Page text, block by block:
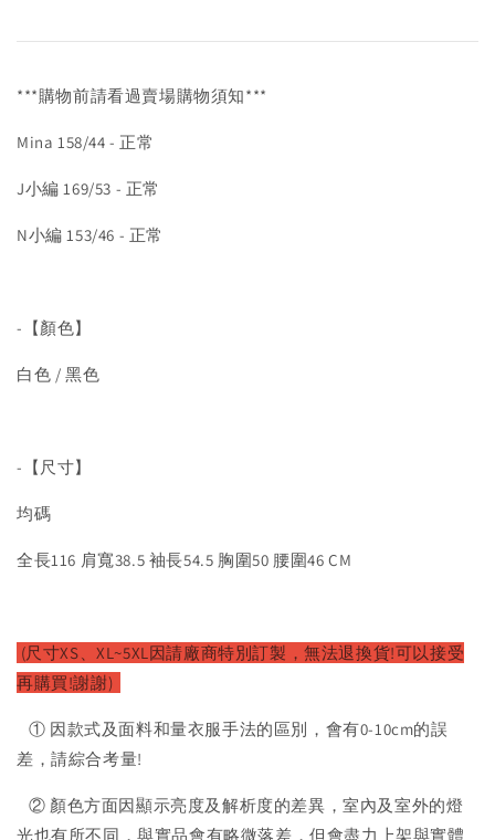
***購物前請看過賣場購物須知***
Mina 158/44 - 正常
J小編 169/53 - 正常
N小編 153/46 - 正常
-【顏色】
白色 / 黑色
-【尺寸】
均碼
全長116 肩寬38.5 袖長54.5 胸圍50 腰圍46 CM
(尺寸XS、XL~5XL因請廠商特別訂製，無法退換貨!可以接受
再購買!謝謝)
① 因款式及面料和量衣服手法的區別，會有0-10cm的誤
差，請綜合考量!
② 顏色方面因顯示亮度及解析度的差異，室內及室外的燈
光也有所不同，與實品會有略微落差，但會盡力上架與實體